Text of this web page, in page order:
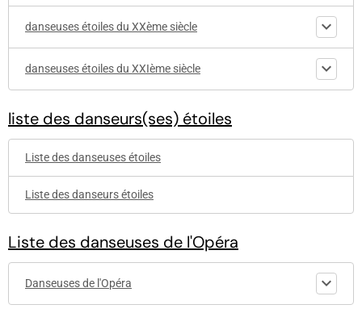
danseuses étoiles du XXème siècle
danseuses étoiles du XXIème siècle
liste des danseurs(ses) étoiles
Liste des danseuses étoiles
Liste des danseurs étoiles
Liste des danseuses de l'Opéra
Danseuses de l'Opéra